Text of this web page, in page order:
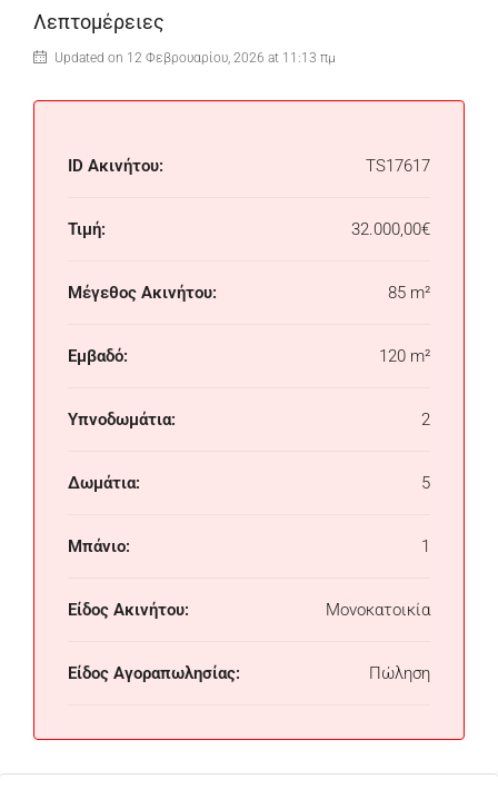
Λεπτομέρειες
Updated on 12 Φεβρουαρίου, 2026 at 11:13 πμ
ID Ακινήτου: TS17617
Τιμή: 32.000,00€
Μέγεθος Ακινήτου: 85 m²
Εμβαδό: 120 m²
Υπνοδωμάτια: 2
Δωμάτια: 5
Μπάνιο: 1
Είδος Ακινήτου: Μονοκατοικία
Είδος Αγοραπωλησίας: Πώληση